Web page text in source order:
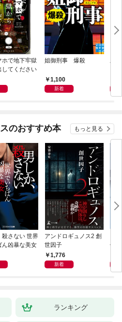
ホで地下牢獄
してください
姐御刑事 爆殺
1,100
新着
上
のおすすめ本 もっと見る
殺さない 世界
ん凶暴な美女
アンドロギュノス2 創
世因子
1,776
新着
件
ランキング